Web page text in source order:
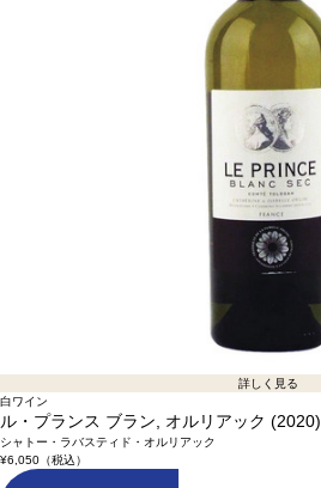
詳しく見る
白ワイン
ル・プランス ブラン, オルリアック (2020)
シャトー・ラバスティド・オルリアック
¥6,050（税込）